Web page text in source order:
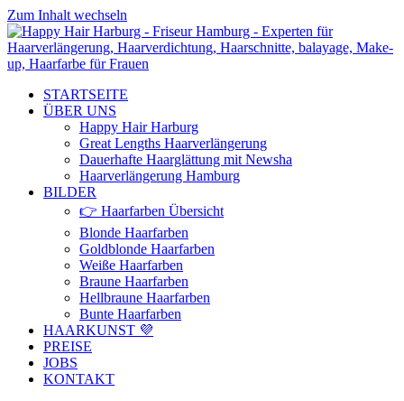
Zum Inhalt wechseln
STARTSEITE
ÜBER UNS
Happy Hair Harburg
Great Lengths Haarverlängerung
Dauerhafte Haarglättung mit Newsha
Haarverlängerung Hamburg
BILDER
👉 Haarfarben Übersicht
Blonde Haarfarben
Goldblonde Haarfarben
Weiße Haarfarben
Braune Haarfarben
Hellbraune Haarfarben
Bunte Haarfarben
HAARKUNST 💜
PREISE
JOBS
KONTAKT